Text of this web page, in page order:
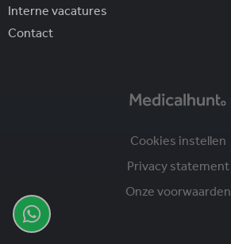
Interne vacatures
Contact
Cookies instellen
Privacy statement
Onze voorwaarden